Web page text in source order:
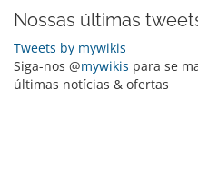
Nossas últimas
Tweets by mywikis
Siga-nos @mywikis para se
últimas notícias & ofertas